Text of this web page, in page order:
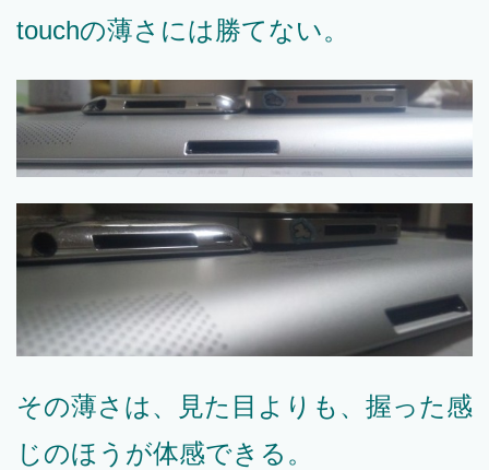
touchの薄さには勝てない。
その薄さは、見た目よりも、握った感
じのほうが体感できる。